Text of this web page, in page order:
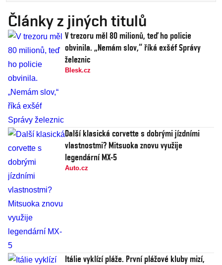
Články z jiných titulů
V trezoru měl 80 milionů, teď ho policie
obvinila. „Nemám slov,“ říká exšéf Správy
železnic
Blesk.cz
Další klasická corvette s dobrými jízdními
vlastnostmi? Mitsuoka znovu využije
legendární MX-5
Auto.cz
Itálie vyklízí pláže. První plážové kluby mizí,